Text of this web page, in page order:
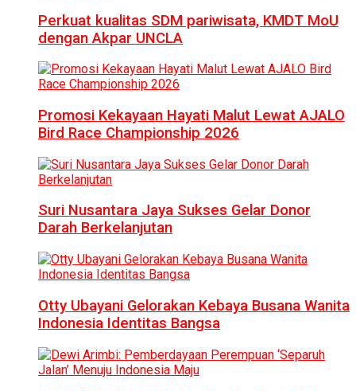
Perkuat kualitas SDM pariwisata, KMDT MoU
dengan Akpar UNCLA
Promosi Kekayaan Hayati Malut Lewat AJALO
Bird Race Championship 2026
Suri Nusantara Jaya Sukses Gelar Donor
Darah Berkelanjutan
Otty Ubayani Gelorakan Kebaya Busana Wanita
Indonesia Identitas Bangsa